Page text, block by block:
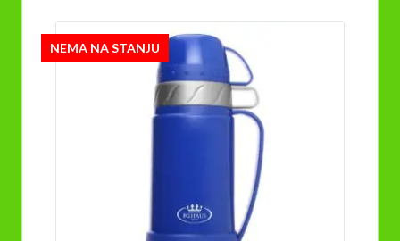
NEMA NA STANJU